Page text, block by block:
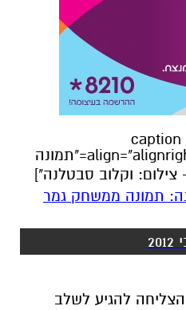
[caption
align="alignright" width="300" caption="תמונה
להגיע לשלב